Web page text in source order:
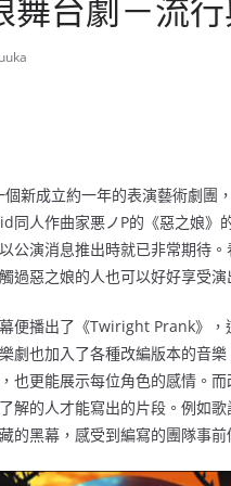
舞台劇－流
個新成立約一年的表演藝術劇團
同人作曲家悪ノP的《惡之娘
公演消息推出時就已非常期待
過惡之娘的人也可以好好享受演
便播出了《Twiright Prank》
劇也加入了各種改編版本的音
也更能展示每位角色的感情。
解的人才能寫出的片段。例如
的黑幕，感受到編寫的團隊事